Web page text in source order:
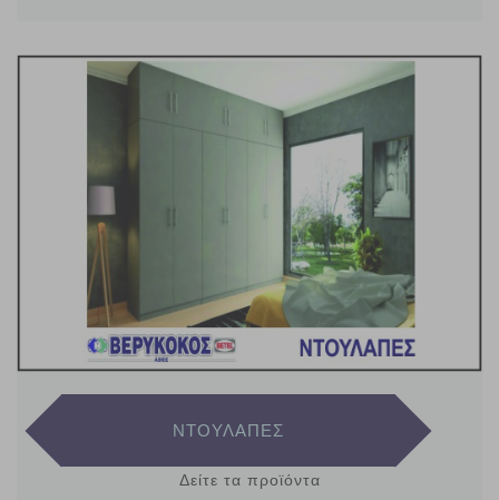
ΝΤΟΥΛΑΠΕΣ
Δείτε τα προϊόντα